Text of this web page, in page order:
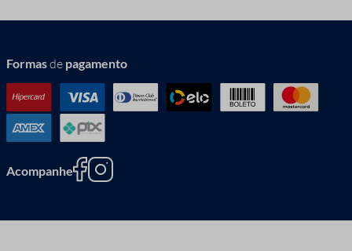
Formasde pagamento
Acompanhe